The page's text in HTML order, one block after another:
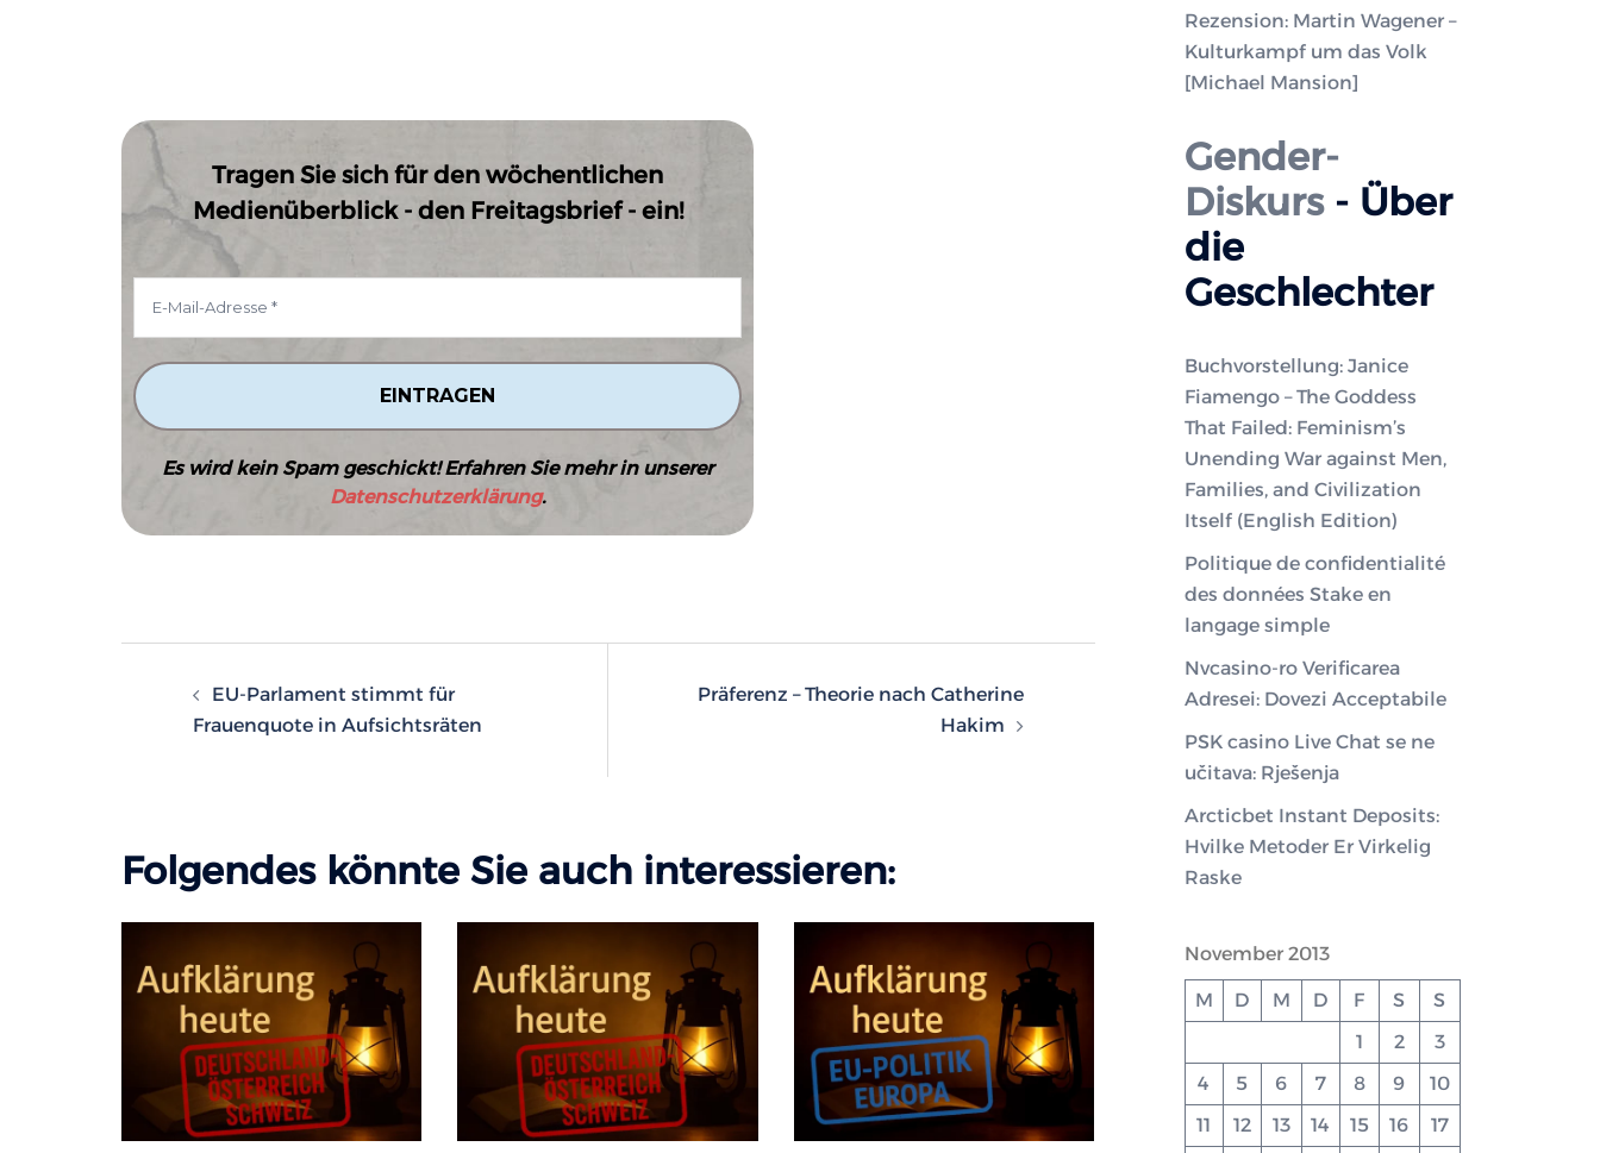
Tragen Sie sich für den wöchentlichen
Medienüberblick - den Freitagsbrief - ein!
Es wird kein Spam geschickt! Erfahren Sie mehr in unserer
Datenschutzerklärung.
EU-Parlament stimmt für
Frauenquote in Aufsichtsräten
Präferenz – Theorie nach Catherine
Hakim
Folgendes könnte Sie auch interessieren:
Rezension: Martin Wagener –
Kulturkampf um das Volk
[Michael Mansion]
Gender-
Diskurs- Über
die
Geschlechter
Buchvorstellung: Janice
Fiamengo – The Goddess
That Failed: Feminism’s
Unending War against Men,
Families, and Civilization
Itself (English Edition)
Politique de confidentialité
des données Stake en
langage simple
Nvcasino-ro Verificarea
Adresei: Dovezi Acceptabile
PSK casino Live Chat se ne
učitava: Rješenja
Arcticbet Instant Deposits:
Hvilke Metoder Er Virkelig
Raske
November 2013
M D M D F S
S
1
2
3
4
5 6 7 8 9
10
11
12 13 14 15 16 17